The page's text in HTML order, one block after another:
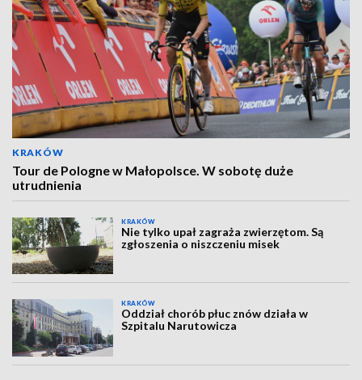
KRAKÓW
Tour de Pologne w Małopolsce. W sobotę duże
utrudnienia
KRAKÓW
Nie tylko upał zagraża zwierzętom. Są
zgłoszenia o niszczeniu misek
KRAKÓW
Oddział chorób płuc znów działa w
Szpitalu Narutowicza